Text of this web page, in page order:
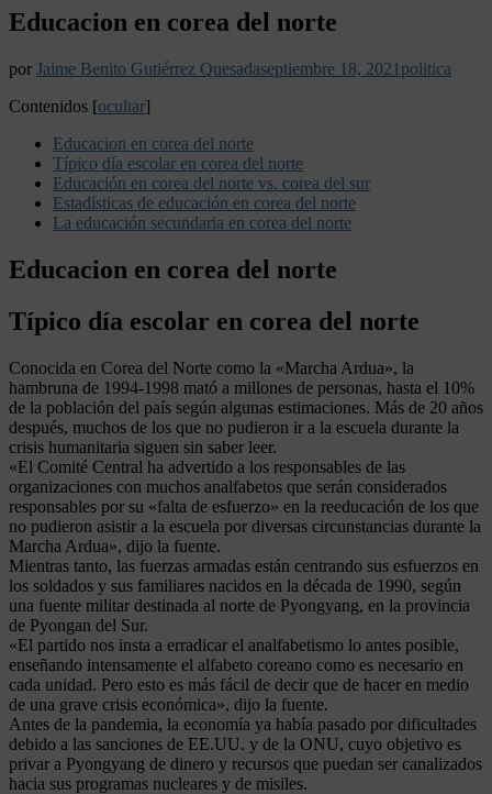
Educacion en corea del norte
por Jaime Benito Gutiérrez Quesadaseptiembre 18, 2021 politica
Contenidos [ocultar]
Educacion en corea del norte
Típico día escolar en corea del norte
Educación en corea del norte vs. corea del sur
Estadísticas de educación en corea del norte
La educación secundaria en corea del norte
Educacion en corea del norte
Típico día escolar en corea del norte
Conocida en Corea del Norte como la «Marcha Ardua», la
hambruna de 1994-1998 mató a millones de personas, hasta el 10%
de la población del país según algunas estimaciones. Más de 20 años
después, muchos de los que no pudieron ir a la escuela durante la
crisis humanitaria siguen sin saber leer.
«El Comité Central ha advertido a los responsables de las
organizaciones con muchos analfabetos que serán considerados
responsables por su «falta de esfuerzo» en la reeducación de los que
no pudieron asistir a la escuela por diversas circunstancias durante la
Marcha Ardua», dijo la fuente.
Mientras tanto, las fuerzas armadas están centrando sus esfuerzos en
los soldados y sus familiares nacidos en la década de 1990, según
una fuente militar destinada al norte de Pyongyang, en la provincia
de Pyongan del Sur.
«El partido nos insta a erradicar el analfabetismo lo antes posible,
enseñando intensamente el alfabeto coreano como es necesario en
cada unidad. Pero esto es más fácil de decir que de hacer en medio
de una grave crisis económica», dijo la fuente.
Antes de la pandemia, la economía ya había pasado por dificultades
debido a las sanciones de EE.UU. y de la ONU, cuyo objetivo es
privar a Pyongyang de dinero y recursos que puedan ser canalizados
hacia sus programas nucleares y de misiles.